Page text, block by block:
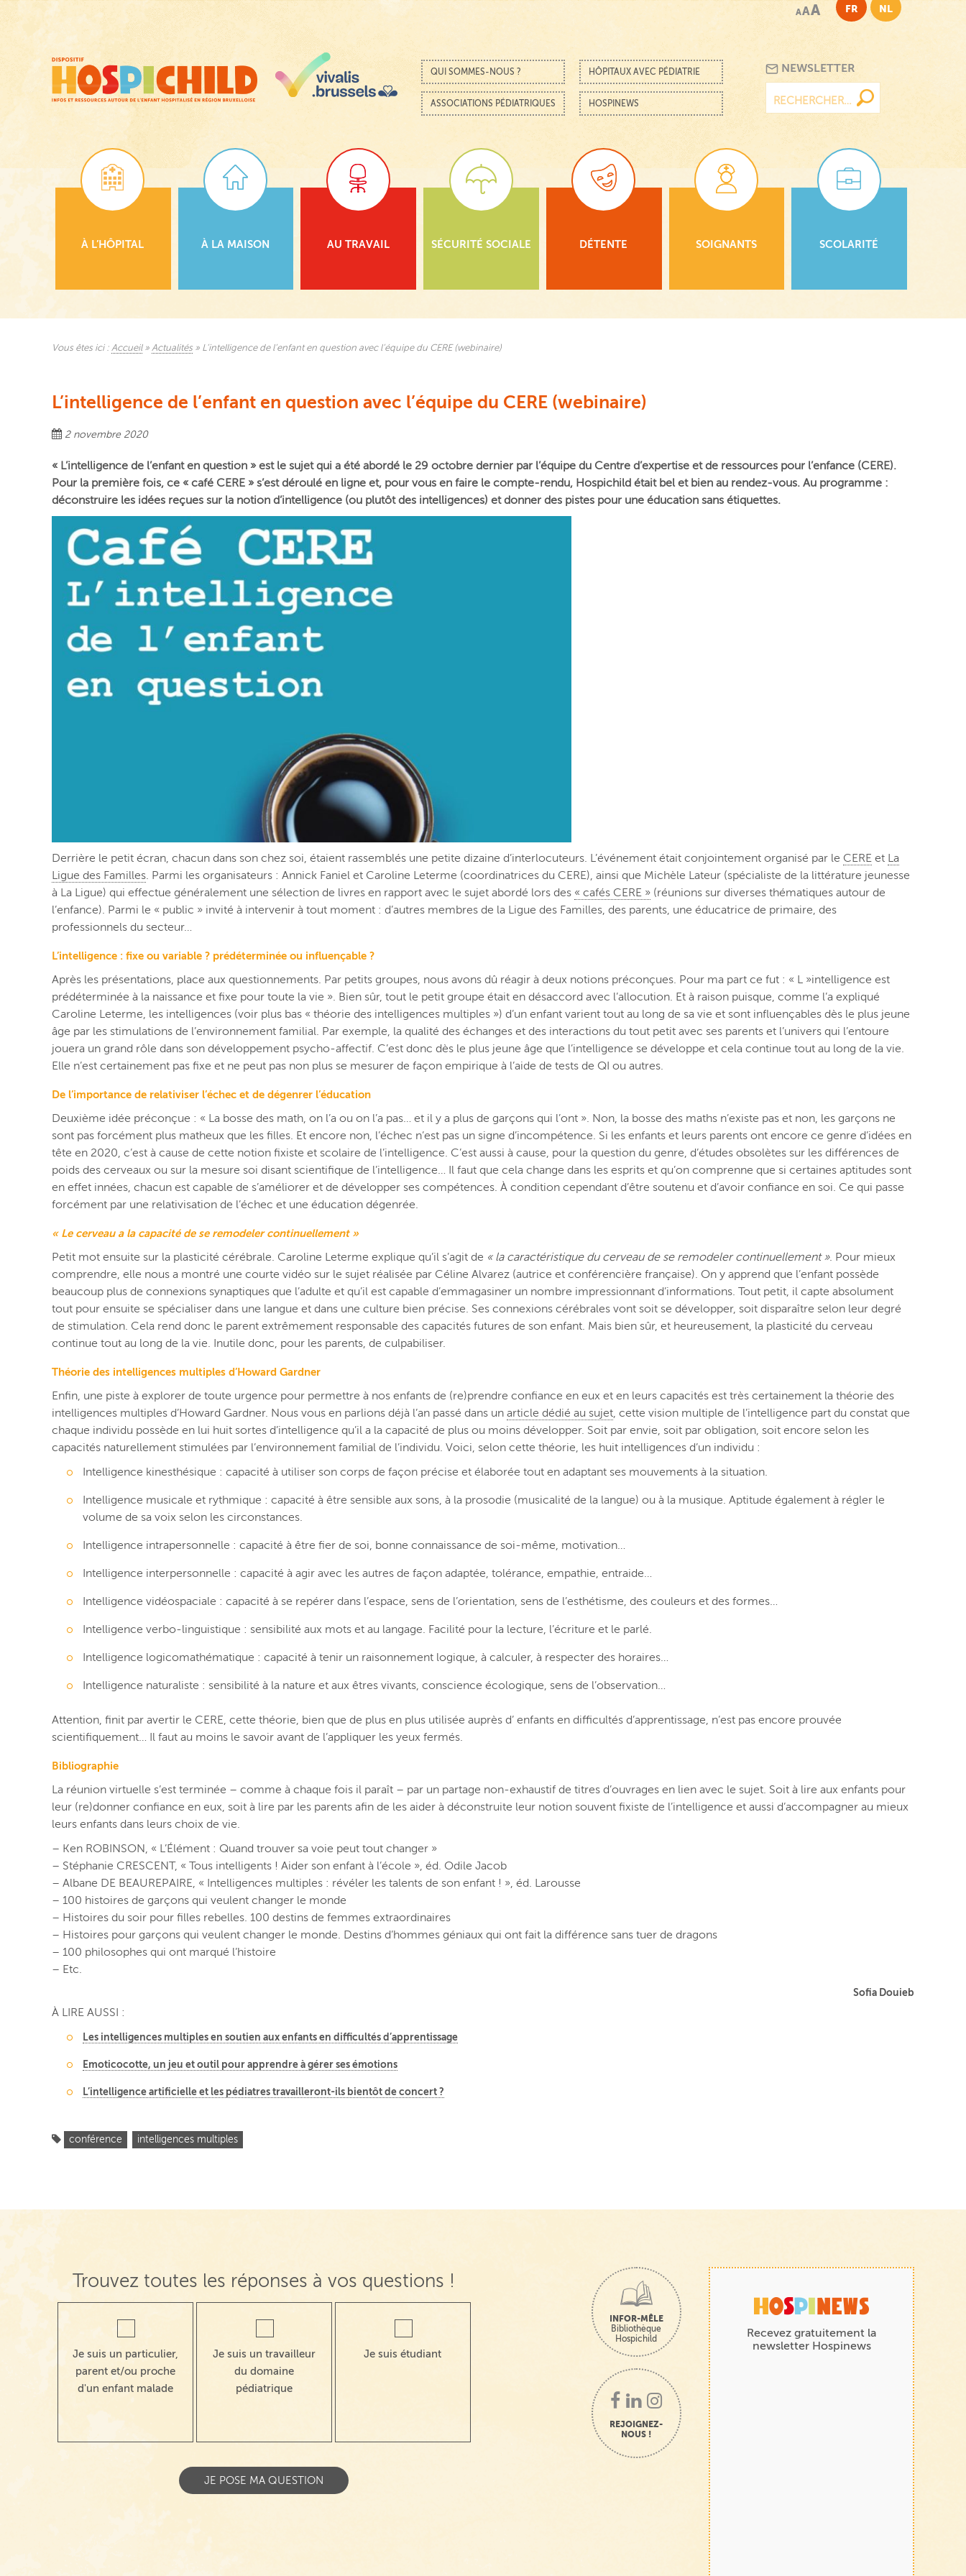
principal
AAA FR NL
Menu
Passer au contenu
QUI SOMMES-NOUS ? HÔPITAUX AVEC PÉDIATRIE
ASSOCIATIONS PÉDIATRIQUES HOSPINEWS
NEWSLETTER
À L’HÔPITAL À LA MAISON AU TRAVAIL SÉCURITÉ SOCIALE DÉTENTE SOIGNANTS SCOLARITÉ
Vous êtes ici : Accueil» Actualités » L’intelligence de l’enfant en question avec l’équipe du CERE (webinaire)
L’intelligence de l’enfant en question avec l’équipe du CERE (webinaire)
2 novembre 2020
« L’intelligence de l’enfant en question » est le sujet qui a été abordé le 29 octobre dernier par l’équipe du Centre d’expertise et de ressources pour l’enfance (CERE).
Pour la première fois, ce « café CERE » s’est déroulé en ligne et, pour vous en faire le compte-rendu, Hospichild était bel et bien au rendez-vous. Au programme :
déconstruire les idées reçues sur la notion d’intelligence (ou plutôt des intelligences) et donner des pistes pour une éducation sans étiquettes.
Derrière le petit écran, chacun dans son chez soi, étaient rassemblés une petite dizaine d’interlocuteurs. L’événement était conjointement organisé par le CERE et La
Ligue des Familles. Parmi les organisateurs : Annick Faniel et Caroline Leterme (coordinatrices du CERE), ainsi que Michèle Lateur (spécialiste de la littérature jeunesse
à La Ligue) qui effectue généralement une sélection de livres en rapport avec le sujet abordé lors des « cafés CERE » (réunions sur diverses thématiques autour de
l’enfance). Parmi le « public » invité à intervenir à tout moment : d’autres membres de la Ligue des Familles, des parents, une éducatrice de primaire, des
professionnels du secteur…
L’intelligence : fixe ou variable ? prédéterminée ou influençable ?
Après les présentations, place aux questionnements. Par petits groupes, nous avons dû réagir à deux notions préconçues. Pour ma part ce fut : « L »intelligence est
prédéterminée à la naissance et fixe pour toute la vie ». Bien sûr, tout le petit groupe était en désaccord avec l’allocution. Et à raison puisque, comme l’a expliqué
Caroline Leterme, les intelligences (voir plus bas « théorie des intelligences multiples ») d’un enfant varient tout au long de sa vie et sont influençables dès le plus jeune
âge par les stimulations de l’environnement familial. Par exemple, la qualité des échanges et des interactions du tout petit avec ses parents et l’univers qui l’entoure
jouera un grand rôle dans son développement psycho-affectif. C’est donc dès le plus jeune âge que l’intelligence se développe et cela continue tout au long de la vie.
Elle n’est certainement pas fixe et ne peut pas non plus se mesurer de façon empirique à l’aide de tests de QI ou autres.
De l’importance de relativiser l’échec et de dégenrer l’éducation
Deuxième idée préconçue : « La bosse des math, on l’a ou on l’a pas… et il y a plus de garçons qui l’ont ». Non, la bosse des maths n’existe pas et non, les garçons ne
sont pas forcément plus matheux que les filles. Et encore non, l’échec n’est pas un signe d’incompétence. Si les enfants et leurs parents ont encore ce genre d’idées en
tête en 2020, c’est à cause de cette notion fixiste et scolaire de l’intelligence. C’est aussi à cause, pour la question du genre, d’études obsolètes sur les différences de
poids des cerveaux ou sur la mesure soi disant scientifique de l’intelligence… Il faut que cela change dans les esprits et qu’on comprenne que si certaines aptitudes sont
en effet innées, chacun est capable de s’améliorer et de développer ses compétences. À condition cependant d’être soutenu et d’avoir confiance en soi. Ce qui passe
forcément par une relativisation de l’échec et une éducation dégenrée.
« Le cerveau a la capacité de se remodeler continuellement »
Petit mot ensuite sur la plasticité cérébrale. Caroline Leterme explique qu’il s’agit de « la caractéristique du cerveau de se remodeler continuellement ». Pour mieux
comprendre, elle nous a montré une courte vidéo sur le sujet réalisée par Céline Alvarez (autrice et conférencière française). On y apprend que l’enfant possède
beaucoup plus de connexions synaptiques que l’adulte et qu’il est capable d’emmagasiner un nombre impressionnant d’informations. Tout petit, il capte absolument
tout pour ensuite se spécialiser dans une langue et dans une culture bien précise. Ses connexions cérébrales vont soit se développer, soit disparaître selon leur degré
de stimulation. Cela rend donc le parent extrêmement responsable des capacités futures de son enfant. Mais bien sûr, et heureusement, la plasticité du cerveau
continue tout au long de la vie. Inutile donc, pour les parents, de culpabiliser.
Théorie des intelligences multiples d’Howard Gardner
Enfin, une piste à explorer de toute urgence pour permettre à nos enfants de (re)prendre confiance en eux et en leurs capacités est très certainement la théorie des
intelligences multiples d’Howard Gardner. Nous vous en parlions déjà l’an passé dans un article dédié au sujet, cette vision multiple de l’intelligence part du constat que
chaque individu possède en lui huit sortes d’intelligence qu’il a la capacité de plus ou moins développer. Soit par envie, soit par obligation, soit encore selon les
capacités naturellement stimulées par l’environnement familial de l’individu. Voici, selon cette théorie, les huit intelligences d’un individu :
Intelligence kinesthésique : capacité à utiliser son corps de façon précise et élaborée tout en adaptant ses mouvements à la situation.
Intelligence musicale et rythmique : capacité à être sensible aux sons, à la prosodie (musicalité de la langue) ou à la musique. Aptitude également à régler le
volume de sa voix selon les circonstances.
Intelligence intrapersonnelle : capacité à être fier de soi, bonne connaissance de soi-même, motivation…
Intelligence interpersonnelle : capacité à agir avec les autres de façon adaptée, tolérance, empathie, entraide…
Intelligence vidéospaciale : capacité à se repérer dans l’espace, sens de l’orientation, sens de l’esthétisme, des couleurs et des formes…
Intelligence verbo-linguistique : sensibilité aux mots et au langage. Facilité pour la lecture, l’écriture et le parlé.
Intelligence logicomathématique : capacité à tenir un raisonnement logique, à calculer, à respecter des horaires…
Intelligence naturaliste : sensibilité à la nature et aux êtres vivants, conscience écologique, sens de l’observation…
Attention, finit par avertir le CERE, cette théorie, bien que de plus en plus utilisée auprès d’ enfants en difficultés d’apprentissage, n’est pas encore prouvée
scientifiquement… Il faut au moins le savoir avant de l’appliquer les yeux fermés.
Bibliographie
La réunion virtuelle s’est terminée – comme à chaque fois il paraît – par un partage non-exhaustif de titres d’ouvrages en lien avec le sujet. Soit à lire aux enfants pour
leur (re)donner confiance en eux, soit à lire par les parents afin de les aider à déconstruite leur notion souvent fixiste de l’intelligence et aussi d’accompagner au mieux
leurs enfants dans leurs choix de vie.
– Ken ROBINSON, « L’Élément : Quand trouver sa voie peut tout changer »
– Stéphanie CRESCENT, « Tous intelligents ! Aider son enfant à l’école », éd. Odile Jacob
– Albane DE BEAUREPAIRE, « Intelligences multiples : révéler les talents de son enfant ! », éd. Larousse
– 100 histoires de garçons qui veulent changer le monde
– Histoires du soir pour filles rebelles. 100 destins de femmes extraordinaires
– Histoires pour garçons qui veulent changer le monde. Destins d’hommes géniaux qui ont fait la différence sans tuer de dragons
– 100 philosophes qui ont marqué l’histoire
– Etc.
Sofia Douieb
À LIRE AUSSI :
Les intelligences multiples en soutien aux enfants en difficultés d’apprentissage
Emoticocotte, un jeu et outil pour apprendre à gérer ses émotions
L’intelligence artificielle et les pédiatres travailleront-ils bientôt de concert ?
conférence intelligences multiples
Trouvez toutes les réponses à vos questions !
Je suis un particulier,
parent et/ou proche
d'un enfant malade
Je suis un travailleur
du domaine
pédiatrique
Je suis étudiant
INFOR-MÊLE
Bibliothèque
Hospichild
REJOIGNEZ-
NOUS !
Recevez gratuitement la
newsletter Hospinews